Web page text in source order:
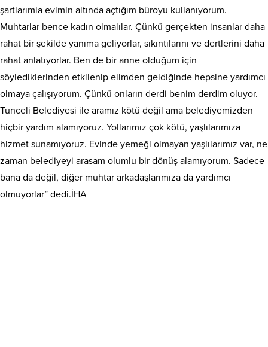
şartlarımla evimin altında açtığım büroyu kullanıyorum.
Muhtarlar bence kadın olmalılar. Çünkü gerçekten insanlar daha
rahat bir şekilde yanıma geliyorlar, sıkıntılarını ve dertlerini daha
rahat anlatıyorlar. Ben de bir anne olduğum için
söylediklerinden etkilenip elimden geldiğinde hepsine yardımcı
olmaya çalışıyorum. Çünkü onların derdi benim derdim oluyor.
Tunceli Belediyesi ile aramız kötü değil ama belediyemizden
hiçbir yardım alamıyoruz. Yollarımız çok kötü, yaşlılarımıza
hizmet sunamıyoruz. Evinde yemeği olmayan yaşlılarımız var, ne
zaman belediyeyi arasam olumlu bir dönüş alamıyorum. Sadece
bana da değil, diğer muhtar arkadaşlarımıza da yardımcı
olmuyorlar” dedi.İHA